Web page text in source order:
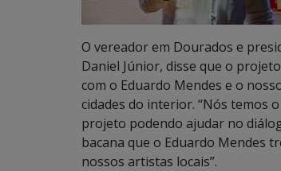
O vereador em Dourados e
Daniel Júnior, disse que o
com o Eduardo Mendes e o
cidades do interior. “Nós temos
projeto podendo ajudar no
bacana que o Eduardo Mendes
nossos artistas locais”.